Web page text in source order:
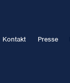
Kontakt Presse